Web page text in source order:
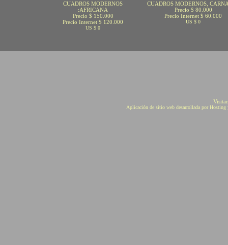
CUADROS MODERNOS
:AFRICANA
Precio $ 150.000
Precio Internet $ 120.000
US $ 0
CUADROS MODERNOS,
Precio $ 80.000
Precio Internet $ 60.000
US $ 0
Aplicación de sitio web desarrollada por